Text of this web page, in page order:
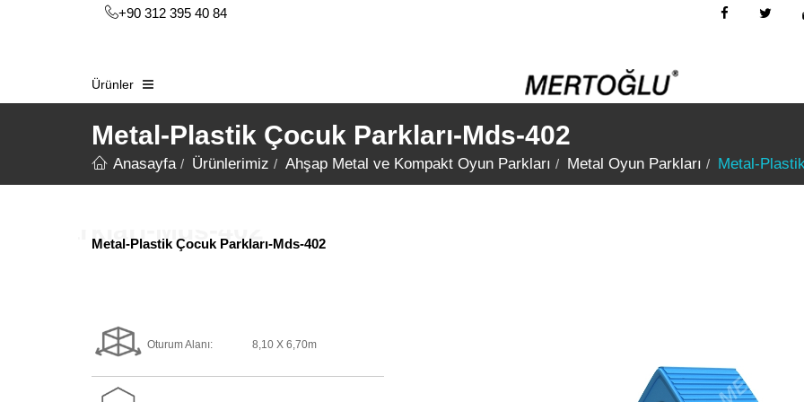
+90 312 395 40 84
Ürünler
Metal-Plastik Çocuk Parkları-Mds-402
Anasayfa Ürünlerimiz Ahşap Metal ve Kompakt Oyun Parkları Metal Oyun Parkları Metal-
Metal-Plastik Çocuk Parkları-Mds-402
Oturum Alanı: 8,10 X 6,70m